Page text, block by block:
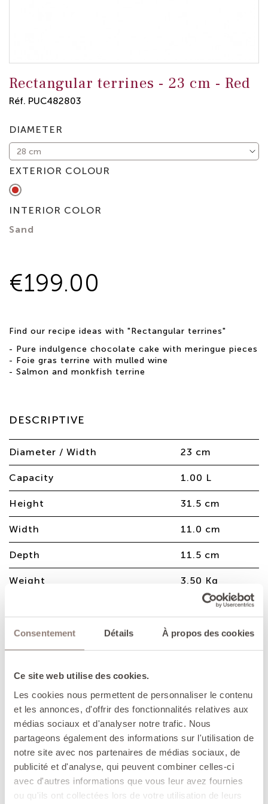
Consentement Détails À propos des cookies
Ce site web utilise des cookies.
Les cookies nous permettent de personnaliser le contenu
et les annonces, d'offrir des fonctionnalités relatives aux
médias sociaux et d'analyser notre trafic. Nous
partageons également des informations sur l'utilisation de
notre site avec nos partenaires de médias sociaux, de
publicité et d'analyse, qui peuvent combiner celles-ci
avec d'autres informations que vous leur avez fournies
ou qu'ils ont collectées lors de votre utilisation de leurs
Rectangular terrines - 23 cm - Red
Réf. PUC482803
DIAMETER
EXTERIOR COLOUR
Red
INTERIOR COLOR
Sand
€199.00
Find our recipe ideas with "Rectangular terrines"
-
Pure indulgence chocolate cake with meringue pieces
-
Foie gras terrine with mulled wine
- Salmon and monkfish terrine
DESCRIPTIVE
Diameter / Width 23 cm
Capacity 1.00 L
Height 31.5 cm
Width 11.0 cm
Depth 11.5 cm
Weight 3.50 Kg
Terrine in enamelled cast iron, an
elegant solution for cooking and
ADVANTAGES
- Suitable for all your recipes: cold, hot, sweet,
savoury...
- Cast iron retains heat effectively, keeping food
warm for long periods of time.
- Suitable for all cooking methods, including
induction hobs and ovens.